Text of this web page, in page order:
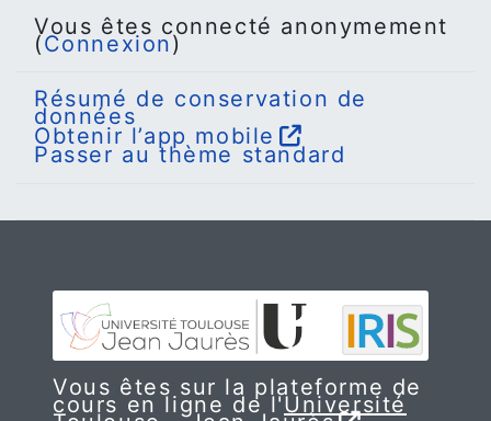
Vous êtes connecté anonymement
(Connexion)
Résumé de conservation de
données
Obtenir l’app mobile
Passer au thème standard
Vous êtes sur la plateforme de
cours en ligne de l'Université